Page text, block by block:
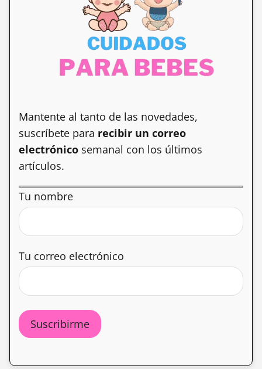
Mantente al tanto de las novedades,
suscríbete para recibir un correo
electrónico semanal con los últimos
artículos.
Tu nombre
Tu correo electrónico